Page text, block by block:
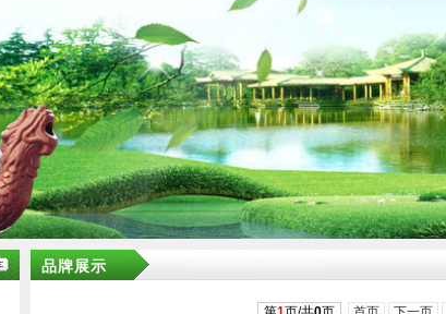
品牌展示